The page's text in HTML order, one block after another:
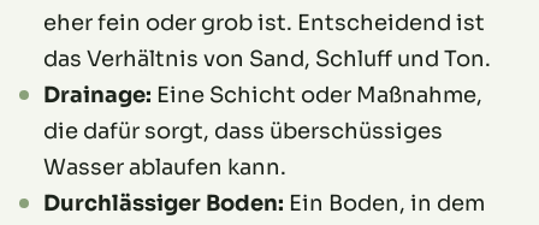
eher fein oder grob ist. Entscheidend ist
das Verhältnis von Sand, Schluff und Ton.
Drainage: Eine Schicht oder Maßnahme,
die dafür sorgt, dass überschüssiges
Wasser ablaufen kann.
Durchlässiger Boden: Ein Boden, in dem